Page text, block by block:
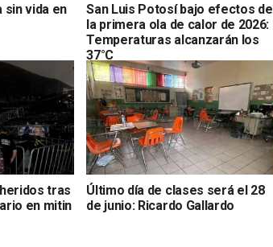
sin vida en
San Luis Potosí bajo efectos de
la primera ola de calor de 2026:
Temperaturas alcanzarán los
37°C
tras
en mitin
Último día de clases será el 28
de junio: Ricardo Gallardo